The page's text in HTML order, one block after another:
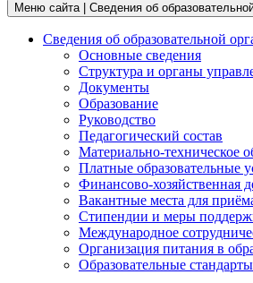
Меню сайта | Сведения об
Сведения об образовательной
Основные сведения
Структура и органы
Документы
Образование
Руководство
Педагогический состав
Материально-техническое
Платные образовательные
Финансово-хозяйственная
Вакантные места для
Стипендии и меры
Международное
Организация питания в
Образовательные